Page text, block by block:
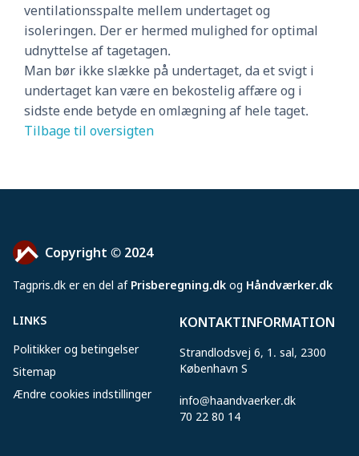
ventilationsspalte mellem undertaget og
isoleringen. Der er hermed mulighed for optimal
udnyttelse af tagetagen.
Man bør ikke slække på undertaget, da et svigt i
undertaget kan være en bekostelig affære og i
sidste ende betyde en omlægning af hele taget.
Tilbage til oversigten
Copyright © 2024
Tagpris.dk er en del af Prisberegning.dk og Håndværker.dk
LINKS
Politikker og betingelser
Sitemap
Ændre cookies indstillinger
KONTAKTINFORMATION
Strandlodsvej 6, 1. sal, 2300
København S
info@haandvaerker.dk
70 22 80 14